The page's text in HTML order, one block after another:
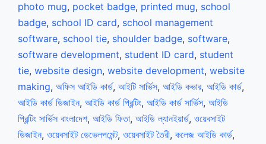
photo mug, pocket badge, printed mug, school
badge, school ID card, school management
software, school tie, shoulder badge, software,
software development, student ID card, student
tie, website design, website development, website
making, অফিস আইডি কার্ড, আইটি সার্ভিস, আইডি কভার, আইডি কার্ড,
আইডি কার্ড ডিজাইন, আইডি কার্ড প্রিন্টিং, আইডি কার্ড সার্ভিস, আইডি
প্রিন্টিং সার্ভিস বাংলাদেশ, আইডি ফিতা, আইডি ল্যানইয়ার্ড, ওয়েবসাইট
ডিজাইন, ওয়েবসাইট ডেভেলপমেন্ট, ওয়েবসাইট তৈরী, কলেজ আইডি কার্ড,